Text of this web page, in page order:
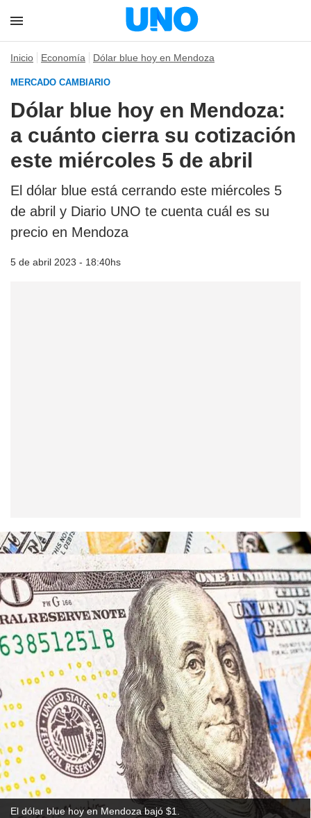
Inicio Economía Dólar blue hoy en Mendoza
MERCADO CAMBIARIO
Dólar blue hoy en Mendoza:
a cuánto cierra su cotización
este miércoles 5 de abril
El dólar blue está cerrando este miércoles 5
de abril y Diario UNO te cuenta cuál es su
precio en Mendoza
5 de abril 2023 - 18:40hs
El dólar blue hoy en Mendoza bajó $1.